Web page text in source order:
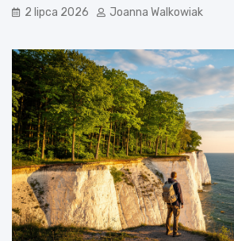
2 lipca 2026 Joanna Walkowiak